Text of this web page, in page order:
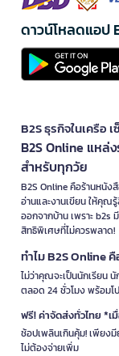
ดาวน์โหลดแอป
B2S ธุรกิจในเครือ
B2S Online แหล่
สำหรับทุกวัย
B2S Online คือร้านหนัง
อ่านและงานเขียน ให้คุณ
ออกจากบ้าน เพราะ
สิทธิพิเศษที่ไม่ควรพลาด!
ทำไม B2S Online
ไม่ว่าคุณจะเป็นนักเรียน
ตลอด 24 ชั่วโมง พร้อมโ
ฟรี! ค่าจัดส่งทั่วไทย *
ช้อปเพลินเกินคุ้ม! เพียง
ไม่ต้องจ่ายเพิ่ม